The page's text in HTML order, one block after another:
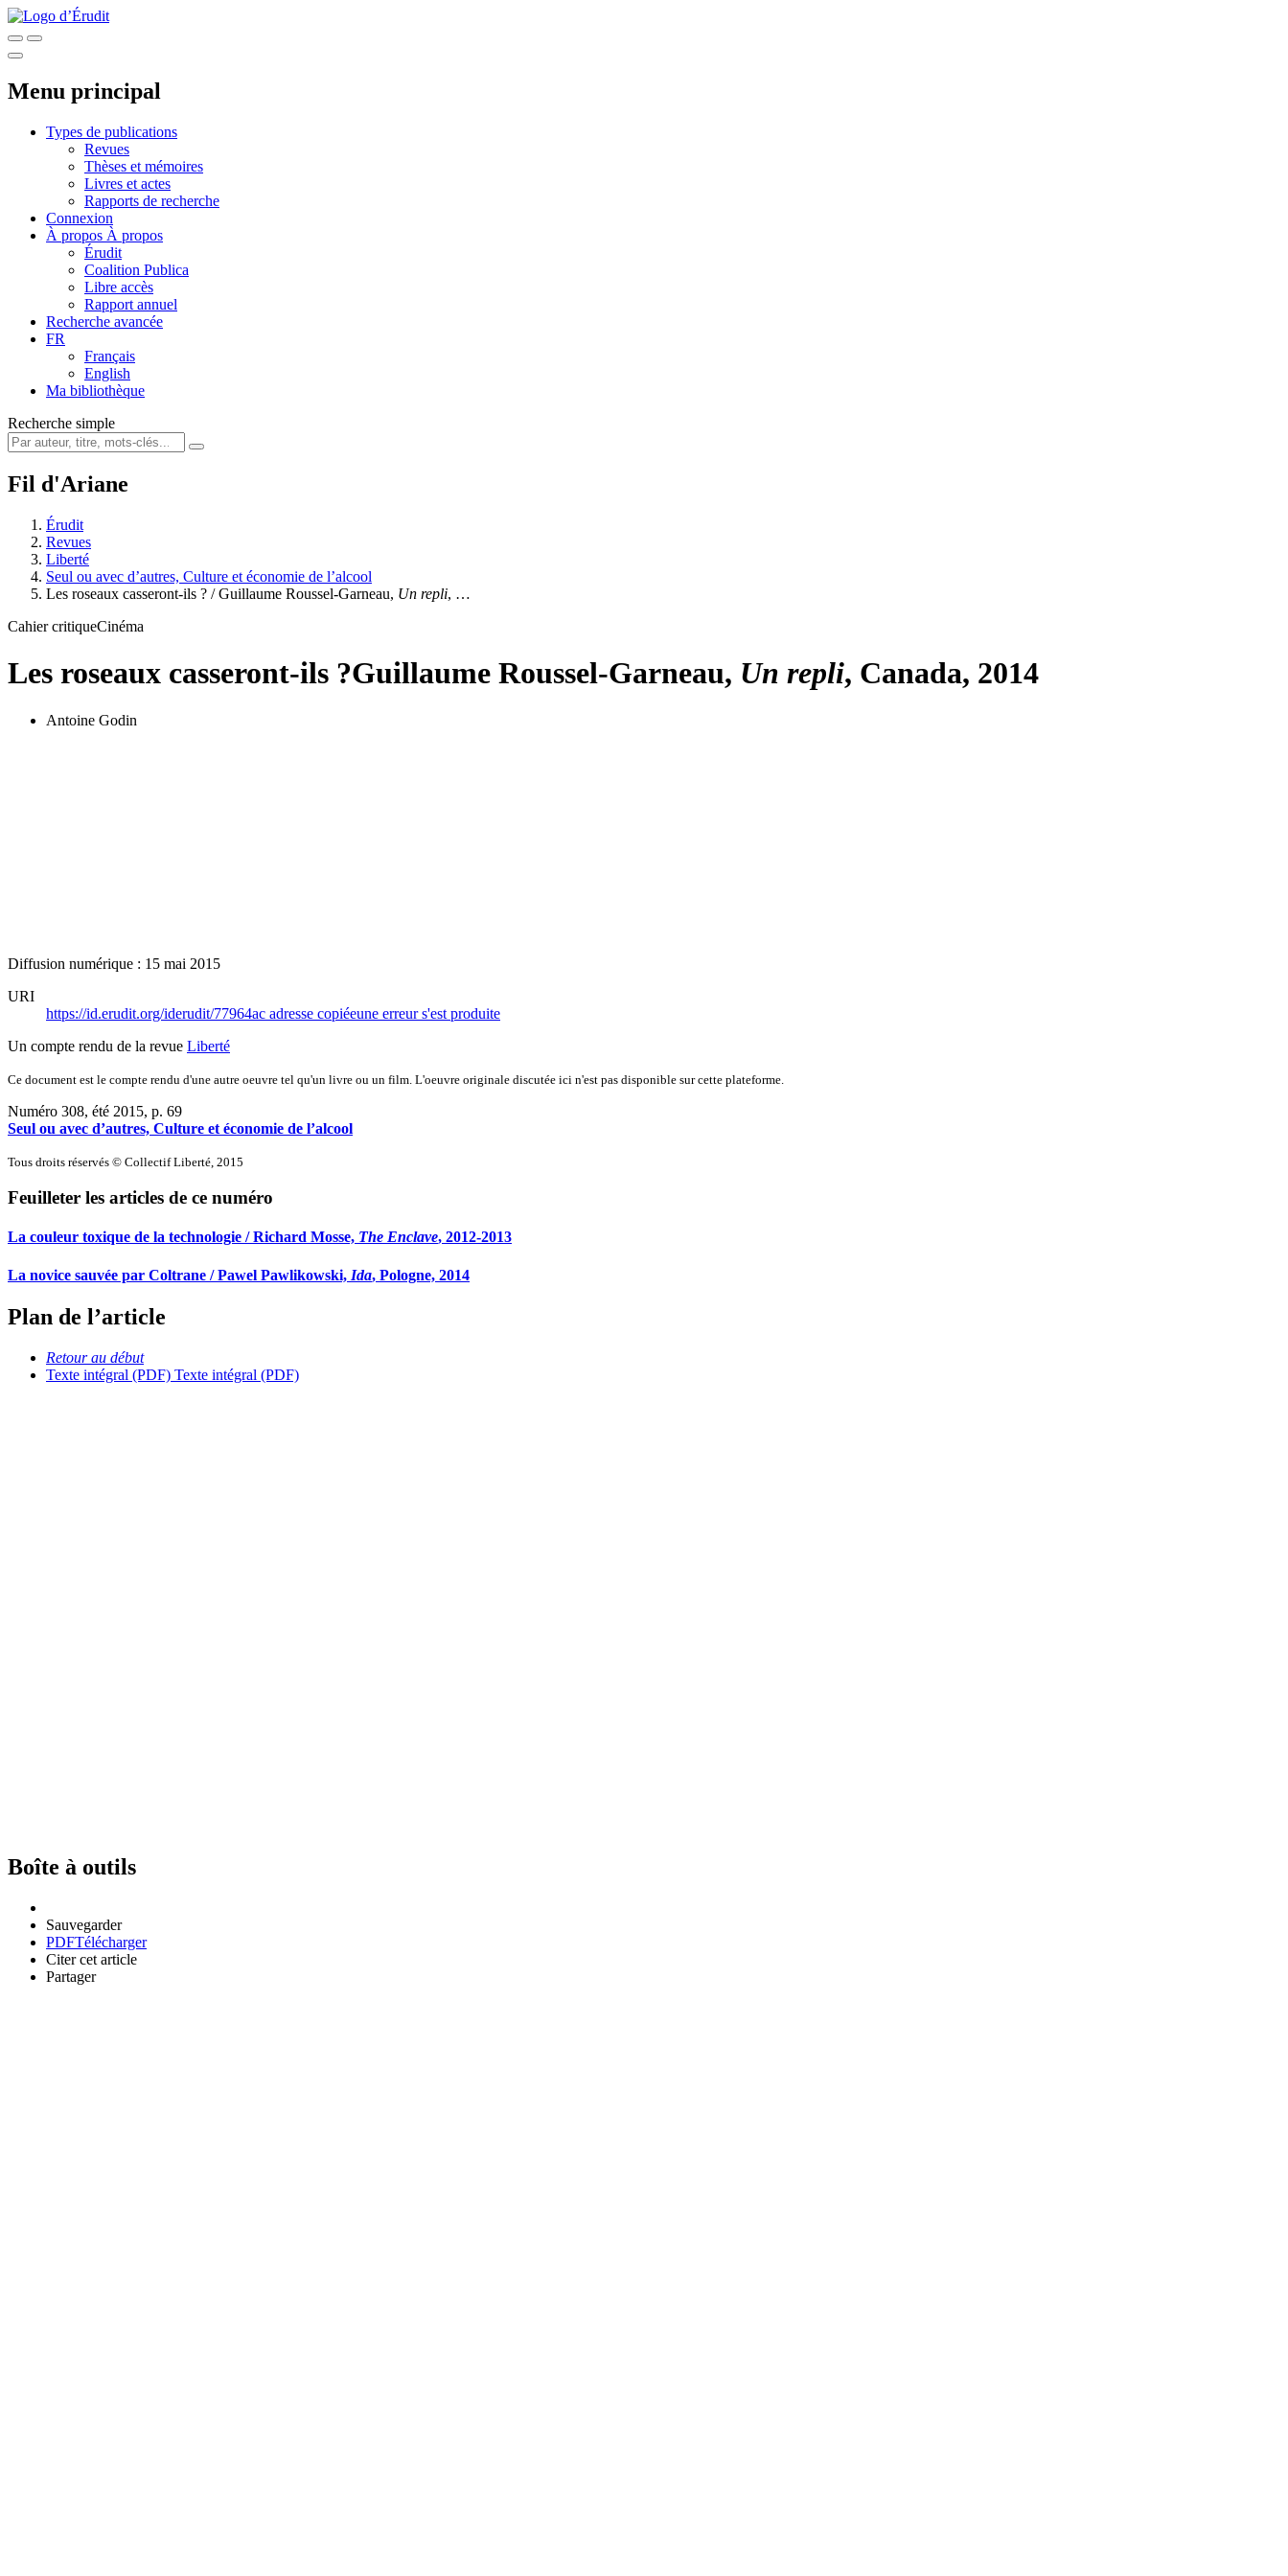
Menu principal
Types de publications
Revues
Thèses et mémoires
Livres et actes
Rapports de recherche
Connexion
À propos À propos
Érudit
Coalition Publica
Libre accès
Rapport annuel
Recherche avancée
FR
Français
English
Ma bibliothèque
Recherche simple
Fil d'Ariane
Érudit
Revues
Liberté
Seul ou avec d’autres, Culture et économie de l’alcool
Les roseaux casseront-ils ? / Guillaume Roussel-Garneau, Un repli, …
Cahier critiqueCinéma
Les roseaux casseront-ils ?Guillaume Roussel-Garneau, Un repli, Canada, 2014
Antoine Godin
Diffusion numérique : 15 mai 2015
URI
https://id.erudit.org/iderudit/77964ac adresse copiéeune erreur s'est produite
Un compte rendu de la revue Liberté
Ce document est le compte rendu d'une autre oeuvre tel qu'un livre ou un film. L'oeuvre originale discutée ici n'est pas disponible sur cette plateforme.
Numéro 308, été 2015, p. 69
Seul ou avec d’autres, Culture et économie de l’alcool
Tous droits réservés © Collectif Liberté, 2015
Feuilleter les articles de ce numéro
La couleur toxique de la technologie / Richard Mosse, The Enclave, 2012-2013
La novice sauvée par Coltrane / Pawel Pawlikowski, Ida, Pologne, 2014
Plan de l’article
Retour au début
Texte intégral (PDF) Texte intégral (PDF)
Boîte à outils
Sauvegarder
PDFTélécharger
Citer cet article
Partager